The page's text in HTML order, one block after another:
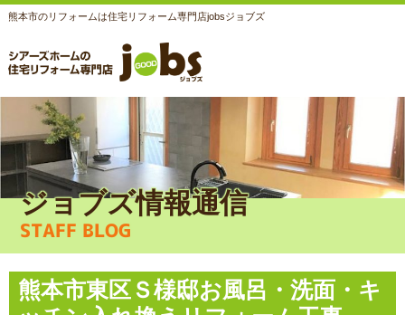
熊本市のリフォームは住宅リフォーム専門店jobsジョブズ
ジョブズ情報通信
STAFF BLOG
熊本市東区Ｓ様邸お風呂・洗面・キ